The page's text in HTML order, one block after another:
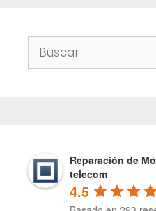
Buscar:
Reparación de
telecom
4.5